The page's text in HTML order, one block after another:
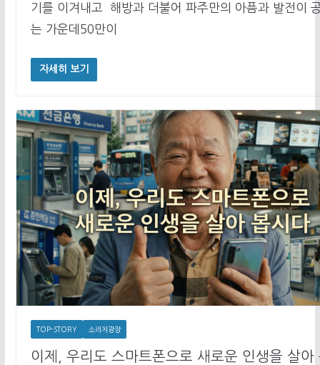
기를 이겨내고 해방과 더불어 파주만의 아픔과 발전이
는 가운데50만이
자세히 보기
TOP-STORY 소리치광장
이제, 우리도 스마트폰으로 새로운 인생을 살아